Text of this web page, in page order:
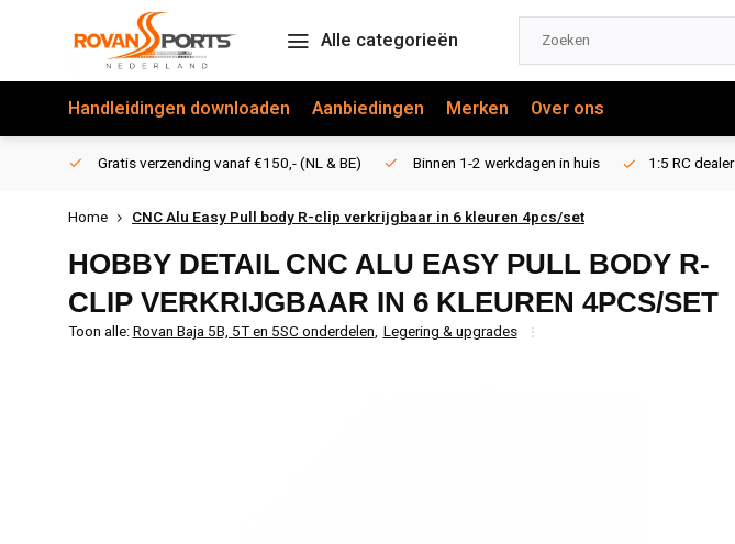
Alle categorieën
Handleidingen downloaden Aanbiedingen Merken Over ons
Gratis verzending vanaf €150,- (NL & BE) Binnen 1-2 werkdagen in huis 1:5 RC dealer
Home CNC Alu Easy Pull body R-clip verkrijgbaar in 6 kleuren 4pcs/set
HOBBY DETAIL CNC ALU EASY PULL BODY R-
CLIP VERKRIJGBAAR IN 6 KLEUREN 4PCS/SET
Toon alle:Rovan Baja 5B, 5T en 5SC onderdelen, Legering & upgrades